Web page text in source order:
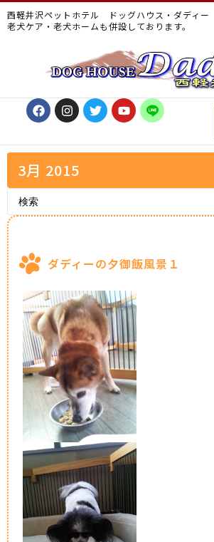
西軽井沢ペットホテル ドッグハウス・ダディー
老犬ケア・老犬ホームも併設しております。
3月 2015
ダディーの夕御飯風景１